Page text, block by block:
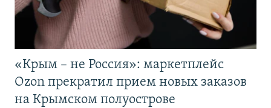
«Крым – не Россия»: маркетплейс
Ozon прекратил прием новых заказов
на Крымском полуострове